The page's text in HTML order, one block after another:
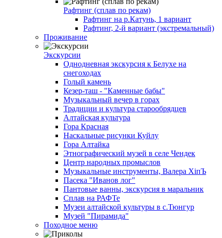
Рафтинг (сплав по рекам)
Рафтинг на р.Катунь, 1 вариант
Рафтинг, 2-й вариант (экстремальный)
Проживание
Экскурсии
Однодневная экскурсия к Белухе на
снегоходах
Голый камень
Кезер-таш - "Каменные бабы"
Музыкальный вечер в горах
Традиции и культура старообрядцев
Алтайская культура
Гора Красная
Наскальные рисунки Куйлу
Гора Алтайка
Этнографический музей в селе Чендек
Центр народных промыслов
Музыкальные инструменты, Валера ХiпЪ
Пасека "Иванов лог"
Пантовые ванны, экскурсия в маральник
Сплав на РАФТе
Музеи алтайской культуры в с.Тюнгур
Музей "Пирамида"
Походное меню